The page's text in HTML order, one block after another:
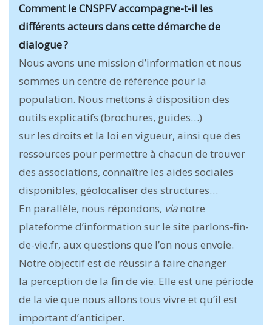
Comment le CNSPFV accompagne-t-il les
différents acteurs dans cette démarche de
dialogue ?
Nous avons une mission d’information et nous
sommes un centre de référence pour la
population. Nous mettons à disposition des
outils explicatifs (brochures, guides…)
sur les droits et la loi en vigueur, ainsi que des
ressources pour permettre à chacun de trouver
des associations, connaître les aides sociales
disponibles, géolocaliser des structures…
En parallèle, nous répondons, vianotre
plateforme d’information sur le site parlons-fin-
de-vie.fr, aux questions que l’on nous envoie.
Notre objectif est de réussir à faire changer
la perception de la fin de vie. Elle est une période
de la vie que nous allons tous vivre et qu’il est
important d’anticiper.